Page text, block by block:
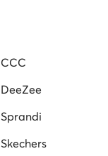
CCC
DeeZee
Sprandi
Skechers